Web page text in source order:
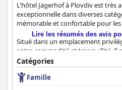
L'hôtel Jägerhof à Plovdiv est très
exceptionnelle dans diverses
mémorable et confortable pour
Situé dans un emplacement
entre commodité et tranquillité. Il
en voiture du centre-ville de
Plovdiv et du parc Lauta, ce qui le
de shopping et les amoureux de la
Lire les résumés des avis
Catégories
Famille